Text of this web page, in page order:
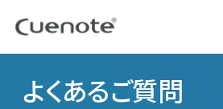
よくあるご質問